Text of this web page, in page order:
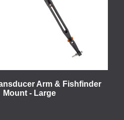
Arm & Fishfinder
Mount - Large